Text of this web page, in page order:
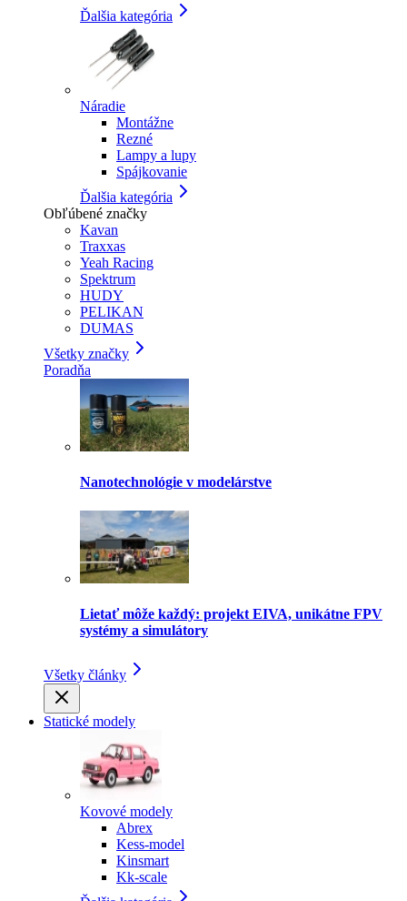
Ďalšia kategória
Náradie
Montážne
Rezné
Lampy a lupy
Spájkovanie
Ďalšia kategória
Obľúbené značky
Kavan
Traxxas
Yeah Racing
Spektrum
HUDY
PELIKAN
DUMAS
Všetky značky
Poradňa
Nanotechnológie v modelárstve
Lietať môže každý: projekt EIVA, unikátne FPV
systémy a simulátory
Všetky články
Statické modely
Kovové modely
Abrex
Kess-model
Kinsmart
Kk-scale